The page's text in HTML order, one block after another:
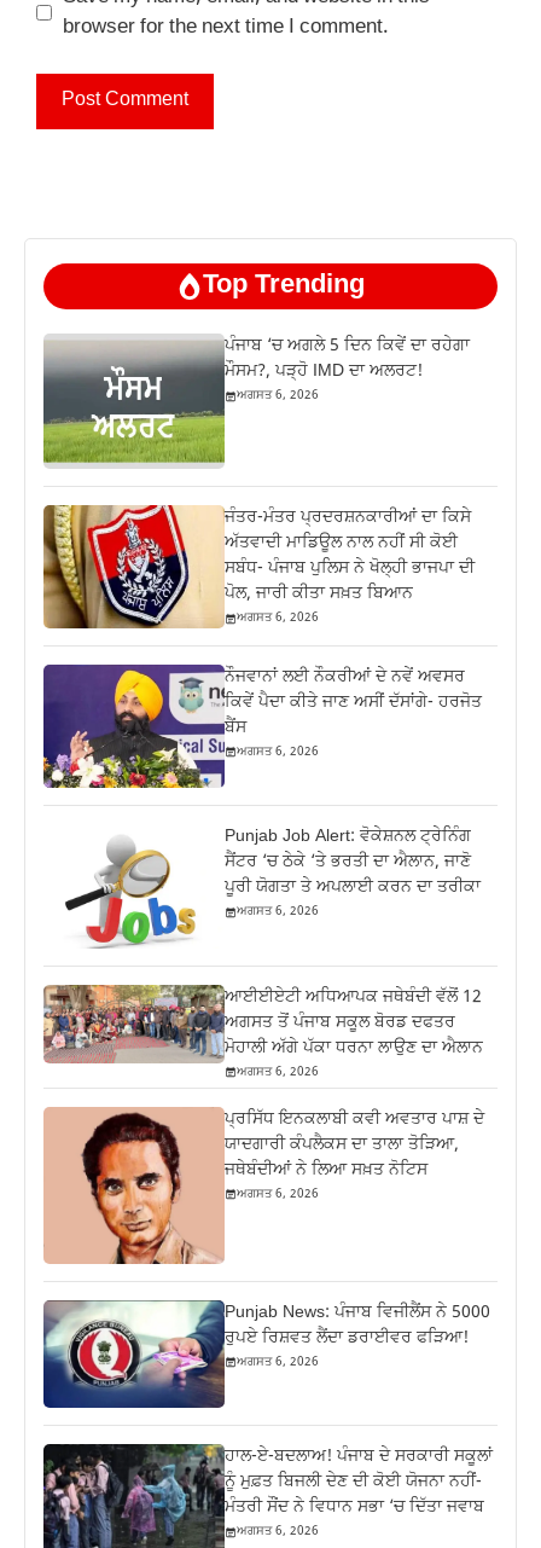
browser for the next time I comment.
Top Trending
ਪੰਜਾਬ ‘ਚ ਅਗਲੇ 5 ਦਿਨ ਕਿਵੇਂ ਦਾ ਰਹੇਗਾ
ਮੌਸਮ?, ਪੜ੍ਹੋ IMD ਦਾ ਅਲਰਟ!
ਅਗਸਤ 6, 2026
ਜੰਤਰ-ਮੰਤਰ ਪ੍ਰਦਰਸ਼ਨਕਾਰੀਆਂ ਦਾ ਕਿਸੇ
ਅੱਤਵਾਦੀ ਮਾਡਿਊਲ ਨਾਲ ਨਹੀਂ ਸੀ ਕੋਈ
ਸਬੰਧ- ਪੰਜਾਬ ਪੁਲਿਸ ਨੇ ਖੋਲ੍ਹੀ ਭਾਜਪਾ ਦੀ
ਪੋਲ, ਜਾਰੀ ਕੀਤਾ ਸਖ਼ਤ ਬਿਆਨ
ਅਗਸਤ 6, 2026
ਨੌਜਵਾਨਾਂ ਲਈ ਨੌਕਰੀਆਂ ਦੇ ਨਵੇਂ ਅਵਸਰ
ਕਿਵੇਂ ਪੈਦਾ ਕੀਤੇ ਜਾਣ ਅਸੀਂ ਦੱਸਾਂਗੇ- ਹਰਜੋਤ
ਬੈਂਸ
ਅਗਸਤ 6, 2026
Punjab Job Alert: ਵੋਕੇਸ਼ਨਲ ਟ੍ਰੇਨਿੰਗ
ਸੈਂਟਰ ‘ਚ ਠੇਕੇ ‘ਤੇ ਭਰਤੀ ਦਾ ਐਲਾਨ, ਜਾਣੋ
ਪੂਰੀ ਯੋਗਤਾ ਤੇ ਅਪਲਾਈ ਕਰਨ ਦਾ ਤਰੀਕਾ
ਅਗਸਤ 6, 2026
ਆਈਈਏਟੀ ਅਧਿਆਪਕ ਜਥੇਬੰਦੀ ਵੱਲੋਂ 12
ਅਗਸਤ ਤੋਂ ਪੰਜਾਬ ਸਕੂਲ ਬੋਰਡ ਦਫਤਰ
ਮੋਹਾਲੀ ਅੱਗੇ ਪੱਕਾ ਧਰਨਾ ਲਾਉਣ ਦਾ ਐਲਾਨ
ਅਗਸਤ 6, 2026
ਪ੍ਰਸਿੱਧ ਇਨਕਲਾਬੀ ਕਵੀ ਅਵਤਾਰ ਪਾਸ਼ ਦੇ
ਯਾਦਗਾਰੀ ਕੰਪਲੈਕਸ ਦਾ ਤਾਲਾ ਤੋੜਿਆ,
ਜਥੇਬੰਦੀਆਂ ਨੇ ਲਿਆ ਸਖ਼ਤ ਨੋਟਿਸ
ਅਗਸਤ 6, 2026
Punjab News: ਪੰਜਾਬ ਵਿਜੀਲੈਂਸ ਨੇ 5000
ਰੁਪਏ ਰਿਸ਼ਵਤ ਲੈਂਦਾ ਡਰਾਈਵਰ ਫੜਿਆ!
ਅਗਸਤ 6, 2026
ਹਾਲ-ਏ-ਬਦਲਾਅ! ਪੰਜਾਬ ਦੇ ਸਰਕਾਰੀ ਸਕੂਲਾਂ
ਨੂੰ ਮੁਫ਼ਤ ਬਿਜਲੀ ਦੇਣ ਦੀ ਕੋਈ ਯੋਜਨਾ ਨਹੀਂ-
ਮੰਤਰੀ ਸੌਂਦ ਨੇ ਵਿਧਾਨ ਸਭਾ ‘ਚ ਦਿੱਤਾ ਜਵਾਬ
ਅਗਸਤ 6, 2026